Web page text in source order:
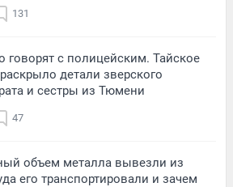
131
говорят с полицейским. Тайское
детали зверского
и сестры из Тюмени
47
объем металла вывезли из
его транспортировали и зачем